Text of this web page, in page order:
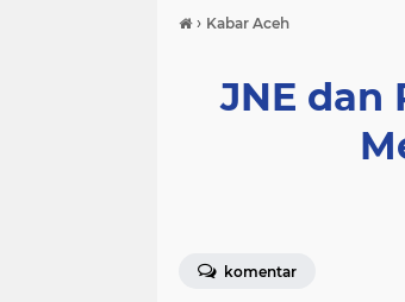
› Kabar Aceh
JNE dan
komentar